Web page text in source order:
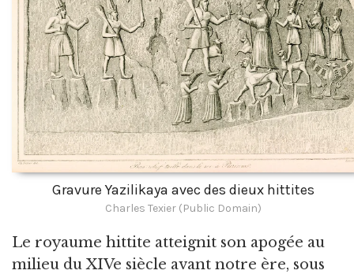
Gravure Yazilikaya avec des dieux hittites
Charles Texier (Public Domain)
Le royaume hittite atteignit son apogée au
milieu du XIVe siècle avant notre ère, sous